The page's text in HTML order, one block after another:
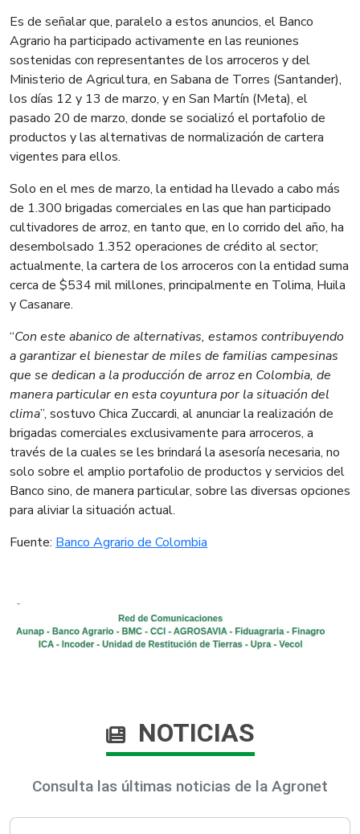
Es de señalar que, paralelo a estos anuncios, el Banco
Agrario ha participado activamente en las reuniones
sostenidas con representantes de los arroceros y del
Ministerio de Agricultura, en Sabana de Torres (Santander),
los días 12 y 13 de marzo, y en San Martín (Meta), el
pasado 20 de marzo, donde se socializó el portafolio de
productos y las alternativas de normalización de cartera
vigentes para ellos.
Solo en el mes de marzo, la entidad ha llevado a cabo más
de 1.300 brigadas comerciales en las que han participado
cultivadores de arroz, en tanto que, en lo corrido del año, ha
desembolsado 1.352 operaciones de crédito al sector;
actualmente, la cartera de los arroceros con la entidad suma
cerca de $534 mil millones, principalmente en Tolima, Huila
y Casanare.
“Con este abanico de alternativas, estamos contribuyendo
a garantizar el bienestar de miles de familias campesinas
que se dedican a la producción de arroz en Colombia, de
manera particular en esta coyuntura por la situación del
clima”, sostuvo Chica Zuccardi, al anunciar la realización de
brigadas comerciales exclusivamente para arroceros, a
través de la cuales se les brindará la asesoría necesaria, no
solo sobre el amplio portafolio de productos y servicios del
Banco sino, de manera particular, sobre las diversas opciones
para aliviar la situación actual.
Fuente​: Banco Agrario de Colombia​
NOTICIAS
Consulta las últimas noticias de la Agronet